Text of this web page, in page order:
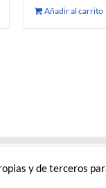
Añadir al carrito
y de terceros